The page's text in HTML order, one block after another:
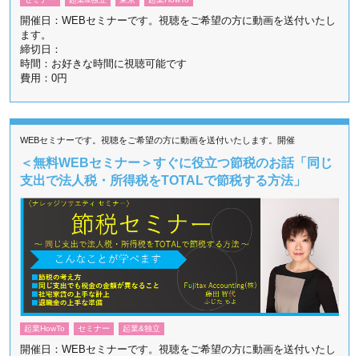
開催日：WEBセミナーです。視聴をご希望の方に動画を送付いたし
ます。
締切日：
時間：お好きな時間に視聴可能です
費用：0円
WEBセミナーです。視聴をご希望の方に動画を送付いたします。開催
＜無料WEBセミナー＞すぐに役立つ節税のお話「同じ
支出で法人税・所得税をTOTALで節税する方法」
起業HowTo セミナー 起業&独立
開催日：WEBセミナーです。視聴をご希望の方に動画を送付いたし